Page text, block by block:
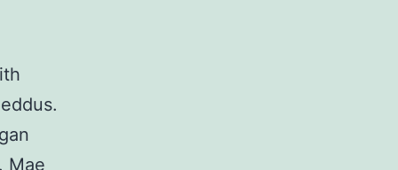
Mae